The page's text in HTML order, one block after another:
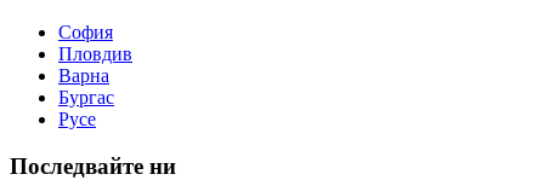
София
Пловдив
Варна
Бургас
Русе
Последвайте ни